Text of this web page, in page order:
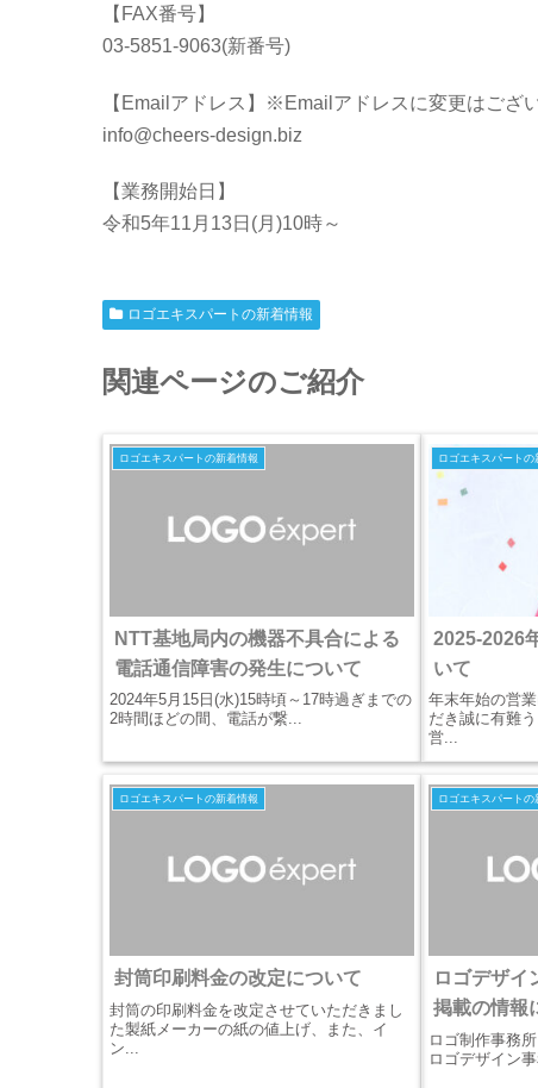
【FAX番号】
03-5851-9063(新番号)
【Emailアドレス】※Emailアドレスに変更はござ
info@cheers-design.biz
【業務開始日】
令和5年11月13日(月)10時～
ロゴエキスパートの新着情報
関連ページのご紹介
ロゴエキスパートの新着情報
NTT基地局内の機器不具合による
電話通信障害の発生について
2024年5月15日(水)15時頃～17時過ぎまでの
2時間ほどの間、電話が繋...
ロゴエキスパートの
2025-2026
いて
年末年始の営
だき誠に有難
営...
ロゴエキスパートの新着情報
封筒印刷料金の改定について
封筒の印刷料金を改定させていただきまし
た製紙メーカーの紙の値上げ、また、イ
ン...
ロゴエキスパートの
ロゴデザイ
掲載の情報
ロゴ制作事務
ロゴデザイン